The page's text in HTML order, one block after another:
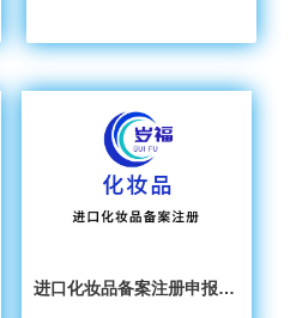
进口化妆品备案注册申报服务